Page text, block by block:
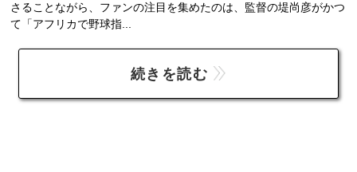
さることながら、ファンの注目を集めたのは、監督の堤尚彦がかつ
て「アフリカで野球指...
続きを読む